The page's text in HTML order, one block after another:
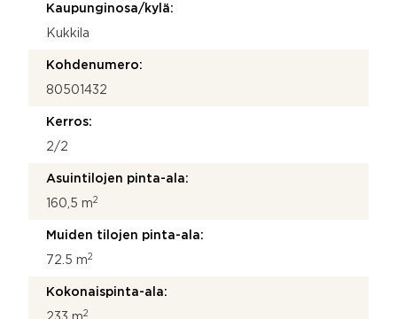
Kaupunginosa/kylä:
Kukkila
Kohdenumero:
80501432
Kerros:
2/2
Asuintilojen pinta-ala:
160,5 m2
Muiden tilojen pinta-ala:
72.5 m2
Kokonaispinta-ala:
2